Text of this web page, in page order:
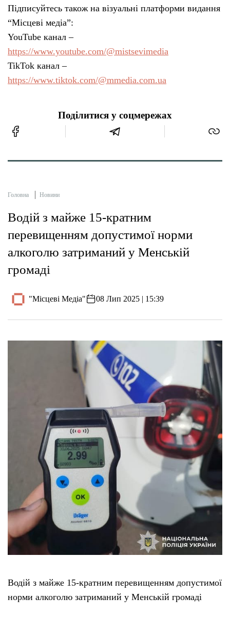
Підписуйтесь також на візуальні платформи видання
“Місцеві медіа”:
YouTube канал –
https://www.youtube.com/@mistsevimedia
TikTok канал –
https://www.tiktok.com/@mmedia.com.ua
Поділитися у соцмережах
Головна Новини
Водій з майже 15-кратним
перевищенням допустимої норми
алкоголю затриманий у Менській
громаді
"Місцеві Медіа" 08 Лип 2025 | 15:39
Водій з майже 15-кратним перевищенням допустимої
норми алкоголю затриманий у Менській громаді